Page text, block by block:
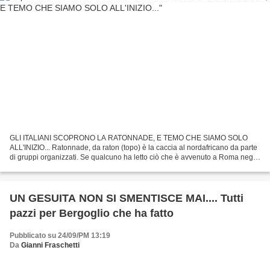
GLI ITALIANI SCOPRONO LA RATONNADE, E TEMO CHE SIAMO SOLO
ALL'INIZIO... Ratonnade, da raton (topo) è la caccia al nordafricano da parte
di gruppi organizzati. Se qualcuno ha letto ciò che è avvenuto a Roma negli
UN GESUITA NON SI SMENTISCE MAI.... Tutti
pazzi per Bergoglio che ha fatto
Pubblicato su 24/09/PM 13:19
Da Gianni Fraschetti